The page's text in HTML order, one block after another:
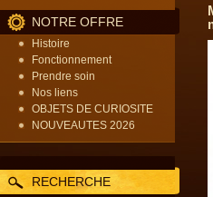
NOTRE OFFRE
Histoire
Fonctionnement
Prendre soin
Nos liens
OBJETS DE CURIOSITE
NOUVEAUTES 2026
RECHERCHE